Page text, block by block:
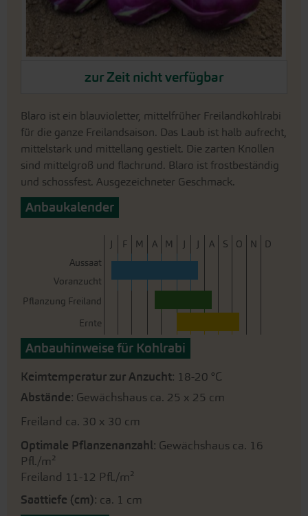
zur Zeit nicht verfügbar
Bildergalerie
springen
Blaro ist ein blauvioletter, mittelfrüher Freilandkohlrabi
für die ganze Freilandsaison. Das Laub ist halb aufrecht,
mittelstark und mittellang gestielt. Die zarten Knollen
sind mittelgroß und flachrund. Blaro ist frostbeständig
und schossfest. Ausgezeichneter Geschmack.
Anbaukalender
J F M A M J J A S O N
D
Aussaat
Voranzucht
Pflanzung Freiland
Ernte
Anbauhinweise für Kohlrabi
Keimtemperatur zur Anzucht: 18-20 °C
Abstände: Gewächshaus ca. 25 x 25 cm
Freiland ca. 30 x 30 cm
Optimale Pflanzenanzahl: Gewächshaus ca. 16
Pfl./m²
Freiland 11-12 Pfl./m²
Saattiefe (cm): ca. 1 cm